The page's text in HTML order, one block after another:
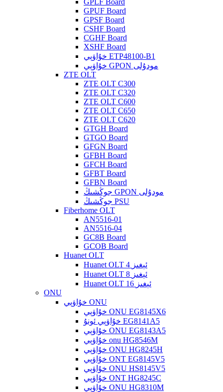
GPLF Board
GPUF Board
GPSF Board
CSHF Board
CGHF Board
XSHF Board
خۇاۋېي ETP48100-B1
خۇاۋېي GPON مودۇلى
ZTE OLT
ZTE OLT C300
ZTE OLT C320
ZTE OLT C600
ZTE OLT C650
ZTE OLT C620
GTGH Board
GTGO Board
GFGN Board
GFBH Board
GFCH Board
GFBT Board
GFBN Board
جوڭشىڭ GPON مودۇلى
جوڭشىڭ PSU
Fiberhome OLT
AN5516-01
AN5516-04
GC8B Board
GCOB Board
Huanet OLT
Huanet OLT 4 ئېغىز
Huanet OLT 8 ئېغىز
Huanet OLT 16 ئېغىز
ONU
خۇاۋېي ONU
خۇاۋېي ONU EG8145X6
خۇاۋېي ئونۇ EG8141A5
خۇاۋېي ONU EG8143A5
خۇاۋېي onu HG8546M
خۇاۋېي ONU HG8245H
خۇاۋېي ONT EG8145V5
خۇاۋېي ONU HS8145V5
خۇاۋېي ONT HG8245C
خۇاۋېي ONU HG8310M